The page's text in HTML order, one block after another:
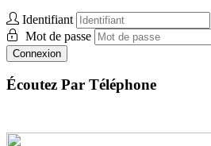
Identifiant
Mot de passe
Connexion
Écoutez Par Téléphone